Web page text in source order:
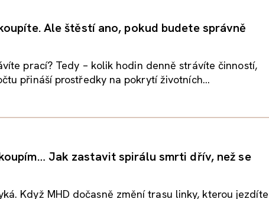
Ale štěstí ano, pokud budete správně
prací? Tedy – kolik hodin denně strávíte činností,
přináší prostředky na pokrytí životních...
Jak zastavit spirálu smrti dřív, než se
Když MHD dočasně změní trasu linky, kterou jezdíte